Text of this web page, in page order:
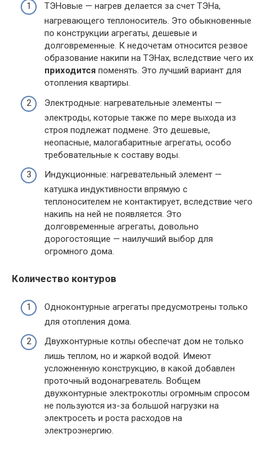
ТЭНовые — нагрев делается за счет ТЭНа,
нагревающего теплоноситель. Это обыкновенные
по конструкции агрегаты, дешевые и
долговременные. К недочетам относится резвое
образование накипи на ТЭНах, вследствие чего их
приходится поменять. Это лучший вариант для
отопления квартиры.
Электродные: нагревательные элементы —
электроды, которые также по мере выхода из
строя подлежат подмене. Это дешевые,
неопасные, малогабаритные агрегаты, особо
требовательные к составу воды.
Индукционные: нагревательный элемент —
катушка индуктивности впрямую с
теплоносителем не контактирует, вследствие чего
накипь на ней не появляется. Это
долговременные агрегаты, довольно
дорогостоящие — наилучший выбор для
огромного дома.
Количество контуров
Одноконтурные агрегаты предусмотрены только
для отопления дома.
Двухконтурные котлы обеспечат дом не только
лишь теплом, но и жаркой водой. Имеют
усложненную конструкцию, в какой добавлен
проточный водонагреватель. Вобщем
двухконтурные электрокотлы огромным спросом
не пользуются из-за большой нагрузки на
электросеть и роста расходов на
электроэнергию.